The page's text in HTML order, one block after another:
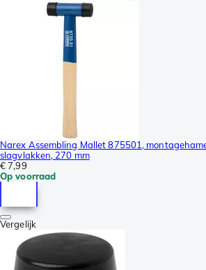
Narex Assembling Mallet 875501,
slagvlakken, 270 mm
€ 7,99
Op voorraad
Vergelijk